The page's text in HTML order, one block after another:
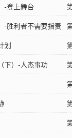
-登上舞台
-胜利者不需要指责
划
下）-人杰事功